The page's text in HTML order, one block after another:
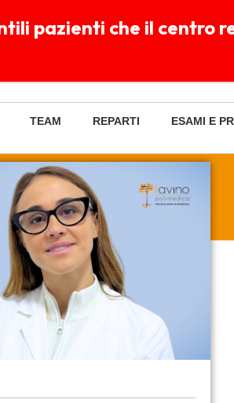
TEAM REPARTI ESAMI E
pazienti che il centro